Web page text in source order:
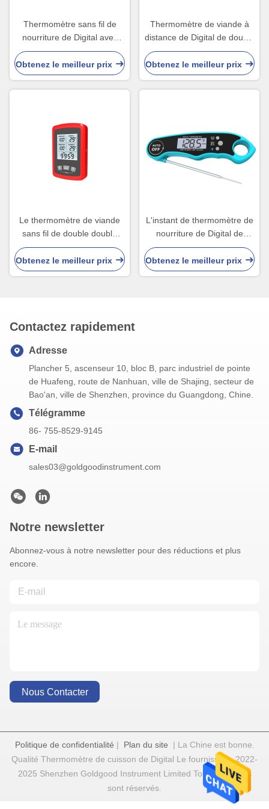
Thermomètre sans fil de
nourriture de Digital avec
l'alarme 300C
Obtenez le meilleur prix
Thermomètre de viande à
distance de Digital de double
sonde de gril de Temp pour
Oven Wireless
Obtenez le meilleur prix
Le thermomètre de viande
sans fil de double double
sonde avec 2 sondes
éclairent la place à contre-
jour
Obtenez le meilleur prix
L'instant de thermomètre de
nourriture de Digital de
sonde de cuisine a lu le CE
de viande de BARBECUE
approuvé
Obtenez le meilleur prix
Contactez rapidement
Adresse
Plancher 5, ascenseur 10, bloc B, parc industriel de pointe
de Huafeng, route de Nanhuan, ville de Shajing, secteur de
Bao'an, ville de Shenzhen, province du Guangdong, Chine.
Télégramme
86- 755-8529-9145
E-mail
sales03@goldgoodinstrument.com
Notre newsletter
Abonnez-vous à notre newsletter pour des réductions et plus
encore.
Nous Contacter
Politique de confidentialité | Plan du site | La Chine est bonne.
Qualité Thermomètre de cuisson de Digital Le fournisseur. 2022-
2025 Shenzhen Goldgood Instrument Limited Tout. Les droits
sont réservés.